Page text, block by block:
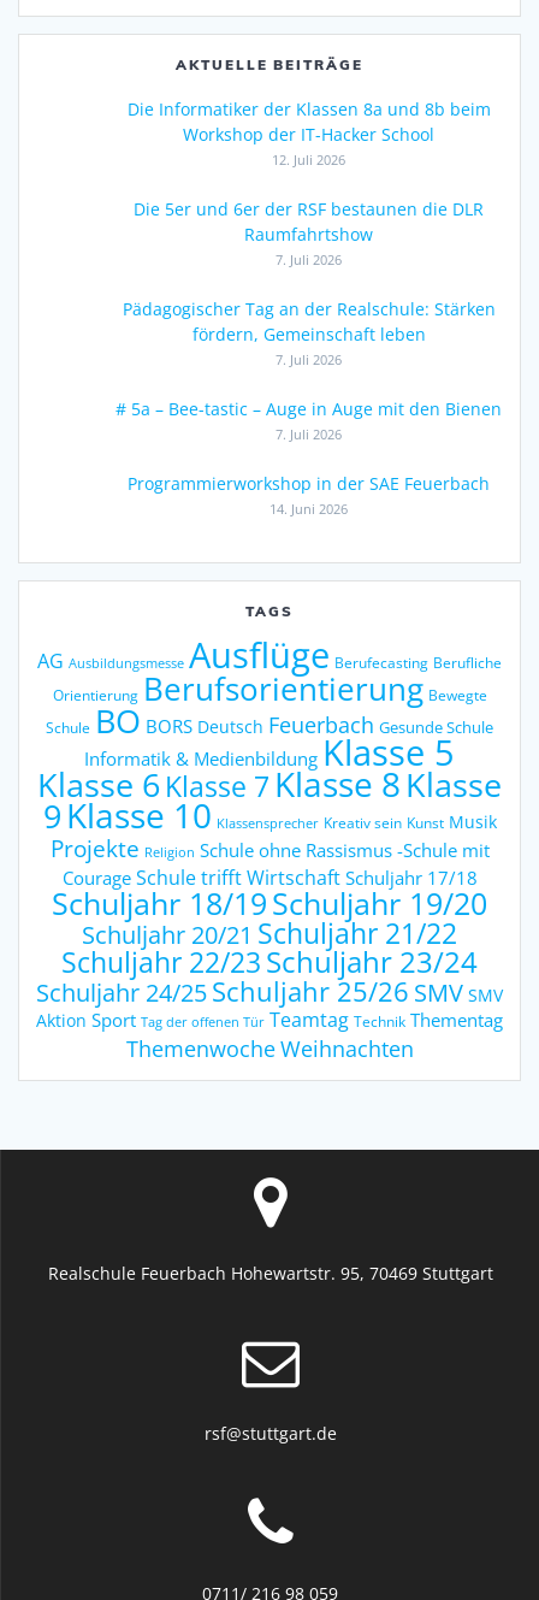
AKTUELLE BEITRÄGE
Die Informatiker der Klassen 8a und 8b beim
Workshop der IT-Hacker School
12. Juli 2026
Die 5er und 6er der RSF bestaunen die DLR
Raumfahrtshow
7. Juli 2026
Pädagogischer Tag an der Realschule: Stärken
fördern, Gemeinschaft leben
7. Juli 2026
# 5a – Bee-tastic – Auge in Auge mit den Bienen
7. Juli 2026
Programmierworkshop in der SAE Feuerbach
14. Juni 2026
TAGS
AG Ausbildungsmesse Ausflüge Berufecasting Berufliche
Orientierung Berufsorientierung Bewegte
Schule BO BORS Deutsch Feuerbach Gesunde Schule
Informatik & Medienbildung Klasse 5
Klasse 6Klasse 7 Klasse 8Klasse
9Klasse 10 Klassensprecher Kreativ sein Kunst Musik
Projekte Religion Schule ohne Rassismus -Schule mit
Courage Schule trifft Wirtschaft Schuljahr 17/18
Schuljahr 18/19Schuljahr 19/20
Schuljahr 20/21 Schuljahr 21/22
Schuljahr 22/23Schuljahr 23/24
Schuljahr 24/25Schuljahr 25/26 SMV SMV
Aktion Sport Tag der offenen Tür Teamtag Technik Thementag
ThemenwocheWeihnachten
Realschule Feuerbach Hohewartstr. 95, 70469 Stuttgart
rsf@stuttgart.de
0711/ 216 98 059